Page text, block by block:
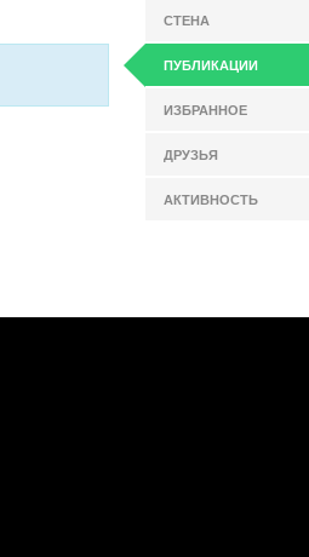
СТЕНА
ПУБЛИКАЦИИ
ИЗБРАННОЕ
ДРУЗЬЯ
АКТИВНОСТЬ